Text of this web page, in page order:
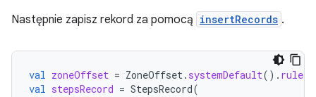
Następnie zapisz rekord za pomocą insertRecords .
val zoneOffset = ZoneOffset. systemDefault(). rules
val stepsRecord = StepsRecord(